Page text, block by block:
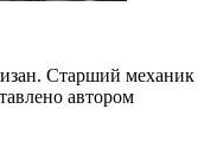
Старший механик
автором